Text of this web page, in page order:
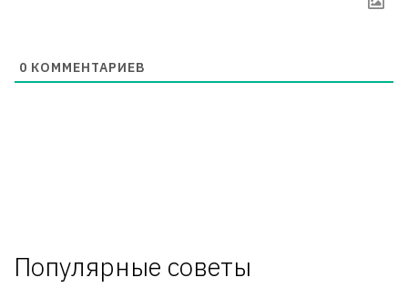
0 КОММЕНТАРИЕВ
Популярные советы